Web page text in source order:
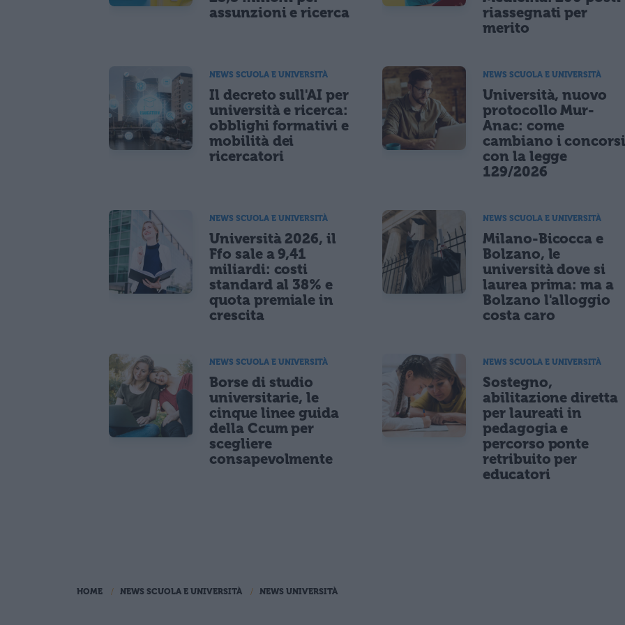
assunzioni e ricerca
riassegnati per
merito
NEWS SCUOLA E UNIVERSITÀ
Il decreto sull'AI per
università e ricerca:
obblighi formativi e
mobilità dei
ricercatori
NEWS SCUOLA E UNIVERSITÀ
Università, nuovo
protocollo Mur-
Anac: come
cambiano i
con la legge
129/2026
NEWS SCUOLA E UNIVERSITÀ
Università 2026, il
Ffo sale a 9,41
miliardi: costi
standard al 38% e
quota premiale in
crescita
NEWS SCUOLA E UNIVERSITÀ
Milano-Bicocca e
Bolzano, le
università dove si
laurea prima: ma a
Bolzano l'alloggio
costa caro
NEWS SCUOLA E UNIVERSITÀ
Borse di studio
universitarie, le
cinque linee guida
della Ccum per
scegliere
consapevolmente
NEWS SCUOLA E UNIVERSITÀ
Sostegno,
abilitazione diretta
per laureati in
pedagogia e
percorso ponte
retribuito per
educatori
HOME NEWS SCUOLA E UNIVERSITÀ NEWS UNIVERSITÀ